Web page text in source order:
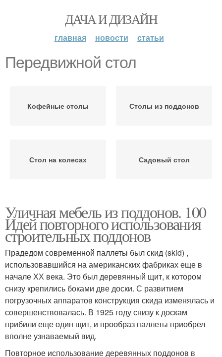
ДАЧА И ДИЗАЙН
главная новости статьи
Передвижной стол
Кофейные столы Столы из поддонов
Стол на колесах Садовый стол
Уличная мебель из поддонов. 100
Идей повторного использования
строительных поддонов
Прадедом современной паллеты был скид (skid) ,
использовавшийся на американских фабриках еще в
начале ХХ века. Это был деревянный щит, к котором
снизу крепились боками две доски. С развитием
погрузочных аппаратов конструкция скида изменялась и
совершенствовалась. В 1925 году снизу к доскам
прибили еще один щит, и прообраз паллеты приобрел
вполне узнаваемый вид.
Повторное использование деревянных поддонов в